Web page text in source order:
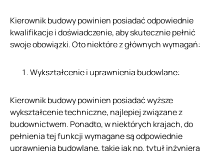
Kierownik budowy powinien posiadać odpowiednie
kwalifikacje i doświadczenie, aby skutecznie pełnić
swoje obowiązki. Oto niektóre z głównych wymagań:
Wykształcenie i uprawnienia budowlane:
Kierownik budowy powinien posiadać wyższe
wykształcenie techniczne, najlepiej związane z
budownictwem. Ponadto, w niektórych krajach, do
pełnienia tej funkcji wymagane są odpowiednie
uprawnienia budowlane, takie jak np. tytuł inżyniera